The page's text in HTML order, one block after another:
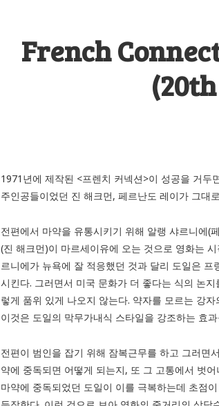
French
1971년에 제작된 <프렌치 커넥션>이 성공을 거
주인공들이었던 진 해크먼, 페르난도 레이가 그대
전편에서 마약을 유통시키기 위해 알랭 샤르니에(
(진 해크먼)이 마르세이유에 오는 것으로 영화는
르니에가 뉴욕에 잘 적응했던 것과 달리 도일은
시킨다. 그러면서 미국 문화가 더 좋다는 식의 논
렇게 품위 있게 나오지 않는다. 약자를 모르는 강
이것은 도일의 막무가내식 스타일을 강조하는 효
전편이 범인을 잡기 위해 잠복근무를 하고 그러면
약에 중독되면 어떻게 되는지, 또 그 고통에서 벗
마약에 중독되었던 도일이 이를 극복하는데 초점